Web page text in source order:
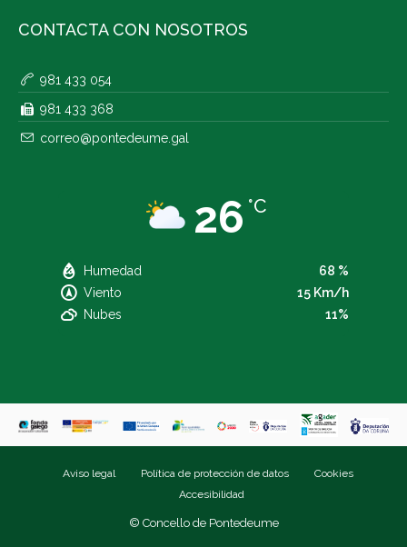
CONTACTA CON NOSOTROS
981 433 054
981 433 368
correo@pontedeume.gal
26 °C
Humedad
68 %
Viento
15 Km/h
Nubes
11%
Aviso legal Política de protección de datos
Cookies
Accesibilidad
© Concello de Pontedeume